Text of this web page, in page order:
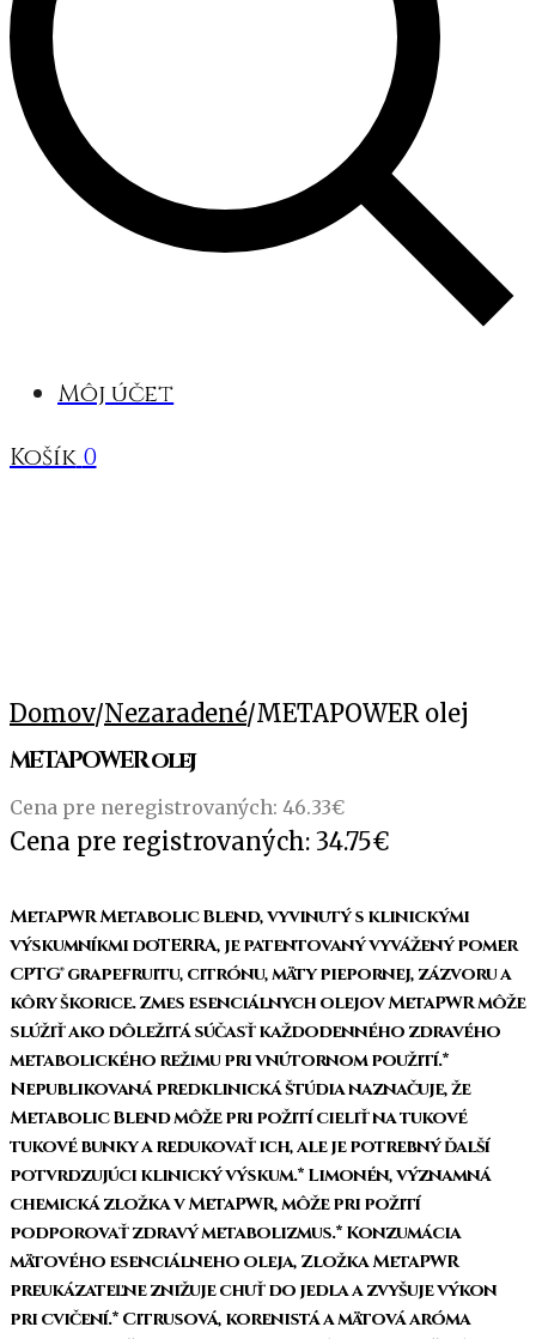
Môj účet
Košík 0
Domov/Nezaradené/METAPOWER olej
METAPOWER olej
Cena pre neregistrovaných: 46.33€
Cena pre registrovaných: 34.75€
MetaPWR Metabolic Blend, vyvinutý s klinickými
výskumníkmi doTERRA, je patentovaný vyvážený pomer
CPTG® grapefruitu, citrónu, mäty piepornej, zázvoru a
kôry škorice. Zmes esenciálnych olejov MetaPWR môže
slúžiť ako dôležitá súčasť každodenného zdravého
metabolického režimu pri vnútornom použití.*
Nepublikovaná predklinická štúdia naznačuje, že
Metabolic Blend môže pri požití cieliť na tukové
tukové bunky a redukovať ich, ale je potrebný ďalší
potvrdzujúci klinický výskum.* Limonén, významná
chemická zložka v MetaPWR, môže pri požití
podporovať zdravý metabolizmus.* Konzumácia
mätového esenciálneho oleja, Zložka MetaPWR
preukázateľne znižuje chuť do jedla a zvyšuje výkon
pri cvičení.* Citrusová, korenistá a mätová aróma